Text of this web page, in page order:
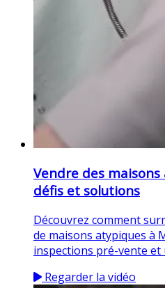
Vendre des
défis et solutions
Découvrez comment
de maisons atypiques à
inspections pré-vente
Regarder la vidéo